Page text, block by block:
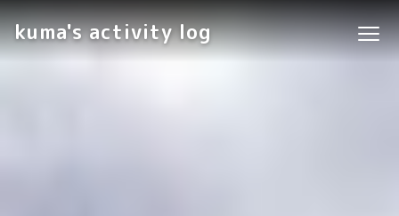
kuma's activity log